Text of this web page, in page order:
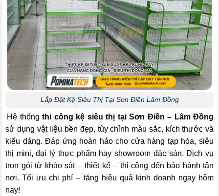
Lắp Đặt Kệ Siêu Thị Tại Sơn Điền Lâm Đồng
Hệ thống thi công kệ siêu thị tại Sơn Điền – Lâm Đồng
sử dụng vật liệu bền đẹp, tùy chỉnh màu sắc, kích thước và
kiểu dáng. Đáp ứng hoàn hảo cho cửa hàng tạp hóa, siêu
thị mini, đại lý thực phẩm hay showroom đặc sản. Dịch vụ
trọn gói từ khảo sát – thiết kế – thi công đến bảo hành tận
nơi. Tối ưu chi phí – tăng hiệu quả kinh doanh ngay hôm
nay!